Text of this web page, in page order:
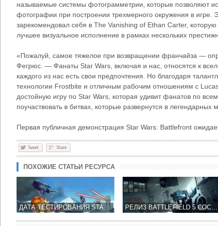
называемые системы фотограмметрии, которые позволяют
фотографии при построении трехмерного окружения в игре.
зарекомендовал себя в The Vanishing of Ethan Carter,
лучшее визуальное исполнение в рамках нескольких
«Пожалуй, самое тяжелое при возвращении франчайза —
Фегрюс. — Фанаты Star Wars, включая и нас, относятся к
каждого из нас есть свои предпочтения. Но благодаря
технологии Frostbite и отличным рабочим отношениям с
достойную игру по Star Wars, которая удивит фанатов по
поучаствовать в битвах, которые развернутся в легендарных
Первая публичная демонстрация Star Wars: Battlefront
ПОХОЖИЕ СТАТЬИ РЕСУРСА
ДАТА ТЕСТИРОВАНИЯ STAR WARS: BATTLEFRONT ПОКА ОСТАЕТСЯ ЗАГАДКОЙ РЕЛИЗ BATTLEFIELD 5 СОСТОИТСЯ НА РАНЬШЕ 2016 ГОДА